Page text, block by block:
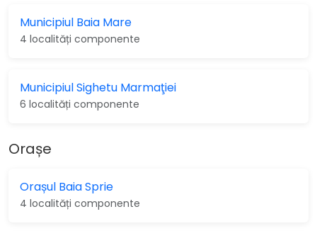
Municipiul Baia Mare
4 localități componente
Municipiul Sighetu Marmaţiei
6 localități componente
Orașe
Orașul Baia Sprie
4 localități componente